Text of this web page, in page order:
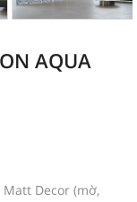
AQUA
Matt Decor (mờ,